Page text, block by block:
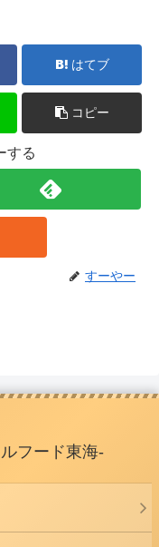
はてブ
コピー
する
すーやー
フード東海-